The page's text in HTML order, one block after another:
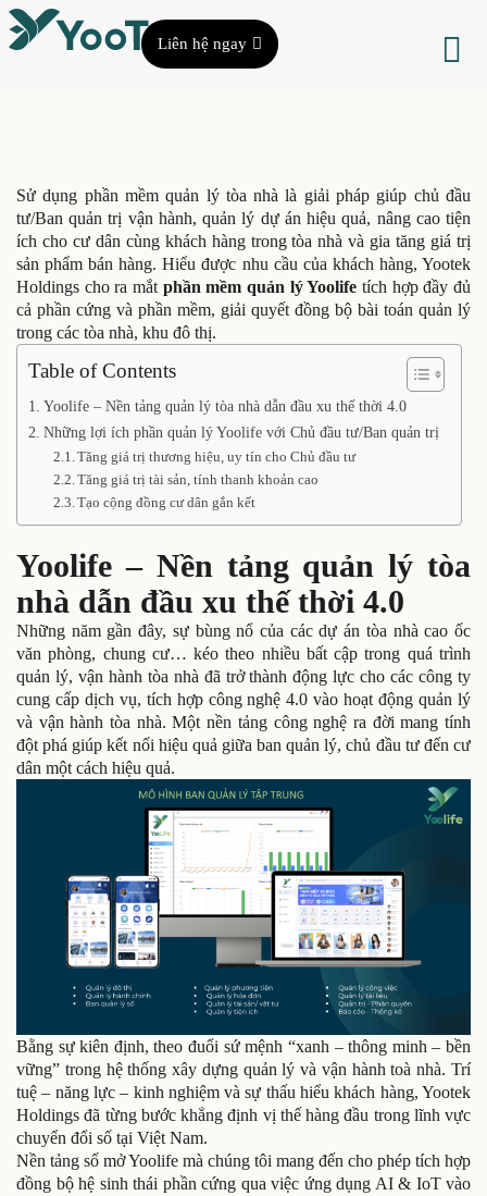
Liên hệ ngay
Sử dụng phần mềm quản lý tòa nhà là giải pháp giúp chủ đầu
tư/Ban quản trị vận hành, quản lý dự án hiệu quả, nâng cao tiện
ích cho cư dân cùng khách hàng trong tòa nhà và gia tăng giá trị
sản phẩm bán hàng. Hiểu được nhu cầu của khách hàng, Yootek
Holdings cho ra mắt phần mềm quản lý Yoolife tích hợp đầy đủ
cả phần cứng và phần mềm, giải quyết đồng bộ bài toán quản lý
trong các tòa nhà, khu đô thị.
Table of Contents
Yoolife – Nền tảng quản lý tòa nhà dẫn đầu xu thế thời 4.0
Những lợi ích phần quản lý Yoolife với Chủ đầu tư/Ban quản trị
Tăng giá trị thương hiệu, uy tín cho Chủ đầu tư
Tăng giá trị tài sản, tính thanh khoản cao
Tạo cộng đồng cư dân gắn kết
Yoolife – Nền tảng quản lý tòa
nhà dẫn đầu xu thế thời 4.0
Những năm gần đây, sự bùng nổ của các dự án tòa nhà cao ốc
văn phòng, chung cư… kéo theo nhiều bất cập trong quá trình
quản lý, vận hành tòa nhà đã trở thành động lực cho các công ty
cung cấp dịch vụ, tích hợp công nghệ 4.0 vào hoạt động quản lý
và vận hành tòa nhà. Một nền tảng công nghệ ra đời mang tính
đột phá giúp kết nối hiệu quả giữa ban quản lý, chủ đầu tư đến cư
dân một cách hiệu quả.
Bằng sự kiên định, theo đuổi sứ mệnh “xanh – thông minh – bền
vững” trong hệ thống xây dựng quản lý và vận hành toà nhà. Trí
tuệ – năng lực – kinh nghiệm và sự thấu hiểu khách hàng, Yootek
Holdings đã từng bước khẳng định vị thế hàng đầu trong lĩnh vực
chuyển đổi số tại Việt Nam.
Nền tảng số mở Yoolife mà chúng tôi mang đến cho phép tích hợp
đồng bộ hệ sinh thái phần cứng qua việc ứng dụng AI & IoT vào